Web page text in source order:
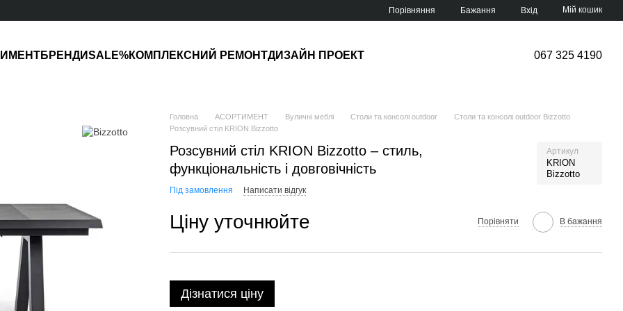
Порівняння Бажання Вхід Мій кошик
БРЕНДИSALE%КОМПЛЕКСНИЙ РЕМОНТДИЗАЙН ПРОЕКТ 067 325 4190
Головна АСОРТИМЕНТ Вуличні меблі Столи та консолі outdoor
Столи та консолі outdoor Bizzotto
Розсувний стіл KRION Bizzotto
Розсувний стіл KRION Bizzotto – стиль,
функціональність і довговічність
Артикул
KRION
Bizzotto
Під замовлення Написати відгук
Ціну уточнюйте Порівняти В бажання
Дізнатися ціну